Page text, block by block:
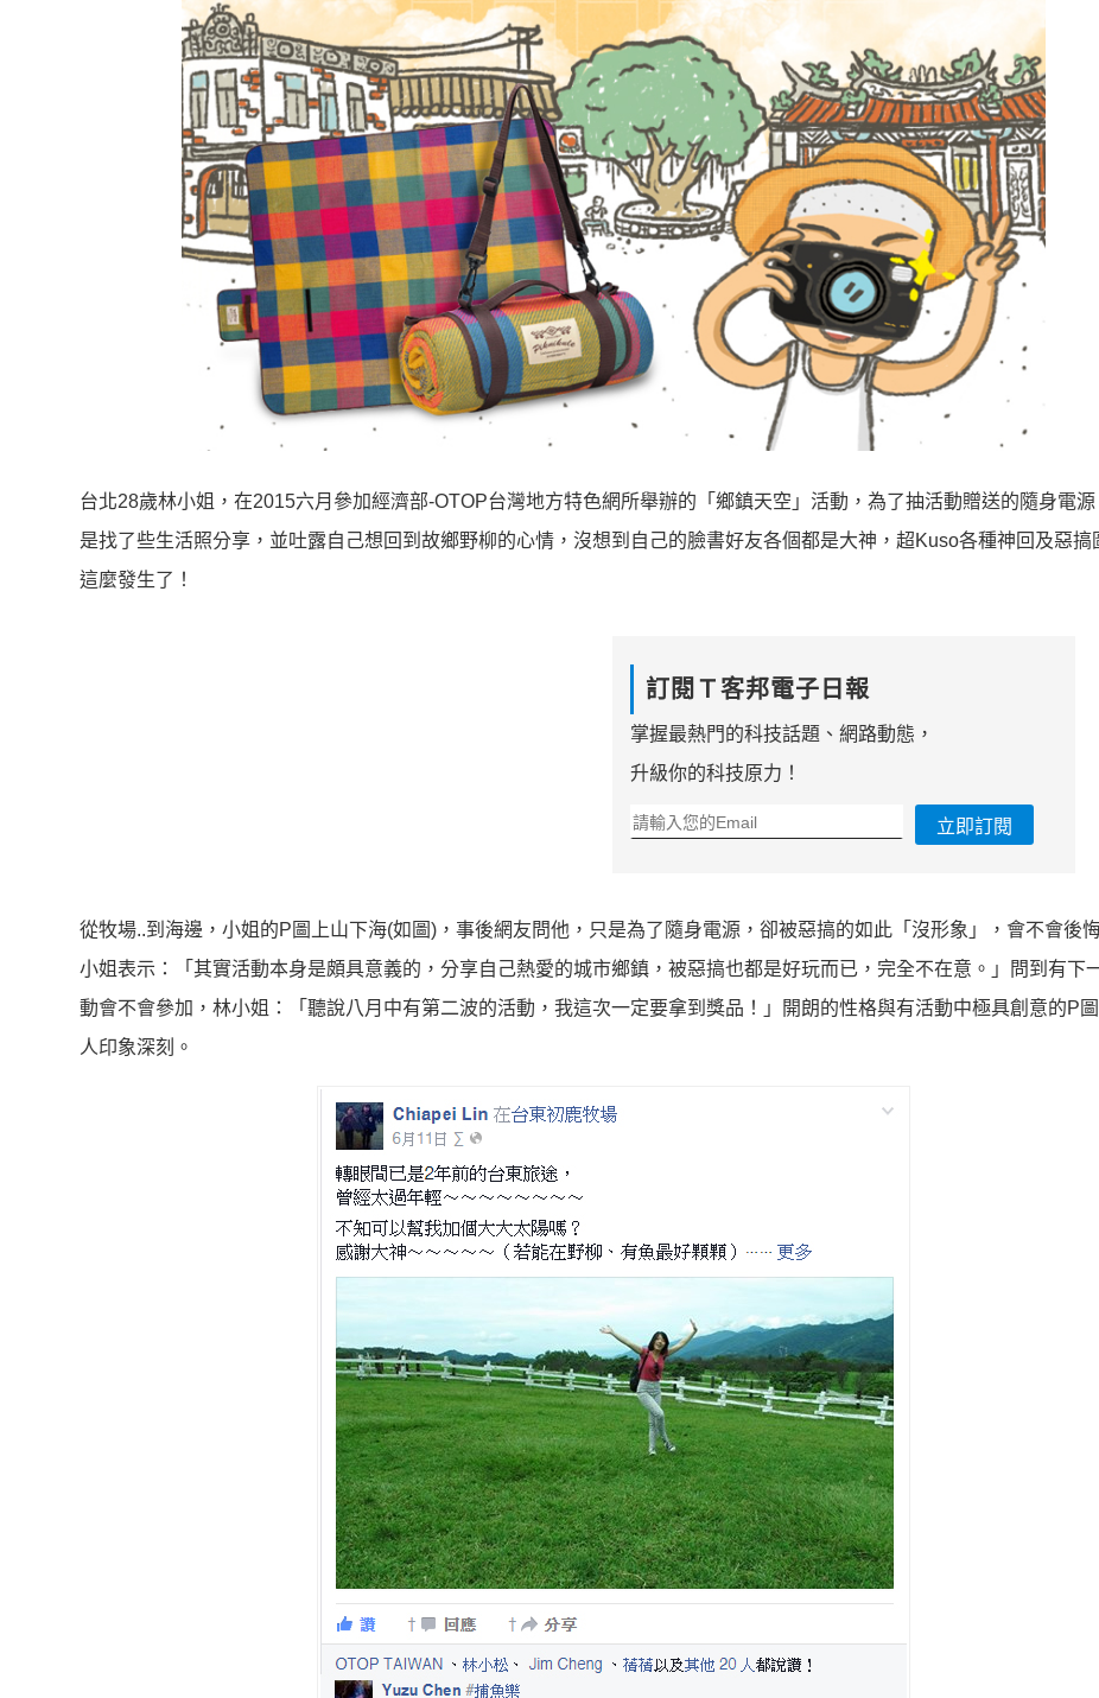
台北28歲林小姐，在2015六月參加經濟部-OTOP台灣地方特色網所舉辦的「鄉鎮天空」活動，為了抽活動贈送的隨身電
是找了些生活照分享，並吐露自己想回到故鄉野柳的心情，沒想到自己的臉書好友各個都是大神，超Kuso各種神回及惡搞
這麼發生了！
訂閱Ｔ客邦電子日報
掌握最熱門的科技話題、網路動態，
升級你的科技原力！
立即訂閱
從牧場..到海邊，小姐的P 圖上山下海(如圖) ，事後網友問他，只是為了隨身電源，卻被惡搞的如此「沒形象」，會不會後
小姐表示：「其實活動本身是頗具意義的，分享自己熱愛的城市鄉鎮，被惡搞也都是好玩而已，完全不在意。」問到有下
動會不會參加，林小姐：「聽說八月中有第二波的活動，我這次一定要拿到獎品！」開朗的性格與有活動中極具創意的P
人印象深刻。